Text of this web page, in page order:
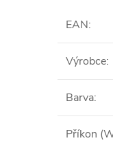
EAN:
Výrobce:
Barva:
Příkon